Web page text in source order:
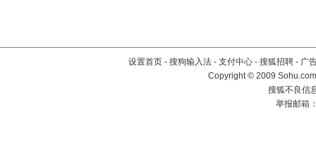
设置首页 - 搜狗输入法 - 支付中心 - 搜狐招聘 - 广
Copyright © 2009
搜狐不良信
举报邮箱